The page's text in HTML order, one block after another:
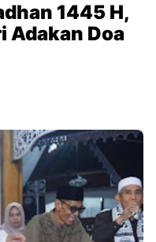
1445 H,
Adakan Doa